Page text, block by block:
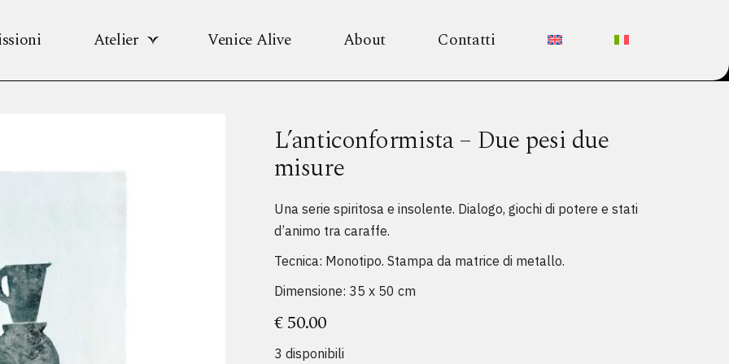
Atelier Venice Alive About Contatti
L’anticonformista – Due pesi due
misure
Una serie spiritosa e insolente. Dialogo, giochi di potere e stati
d’animo tra caraffe.
Tecnica: Monotipo. Stampa da matrice di metallo.
Dimensione: 35 x 50 cm
€50.00
3 disponibili